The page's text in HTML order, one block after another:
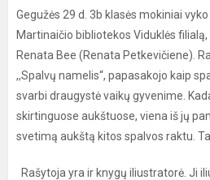
Gegužės 29 d. 3b klasės mokiniai
Martinaičio bibliotekos Viduklės
Renata Bee (Renata Petkevičiene).
,,Spalvų namelis“, papasakojo kaip
svarbi draugystė vaikų gyvenime.
skirtinguose aukštuose, viena iš jų
svetimą aukštą kitos spalvos raktu.
Rašytoja yra ir knygų iliustratorė. Ji